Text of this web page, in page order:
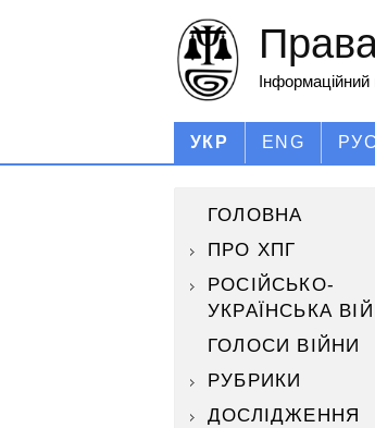
Інформаційний
УКР ENG РУС
ГОЛОВНА
ПРО ХПГ
РОСІЙСЬКО-
УКРАЇНСЬКА
ГОЛОСИ ВІЙНИ
РУБРИКИ
ДОСЛІДЖЕННЯ